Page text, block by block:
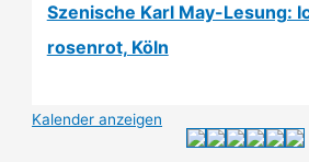
Szenische Karl May-Lesung:
rosenrot, Köln
Kalender anzeigen